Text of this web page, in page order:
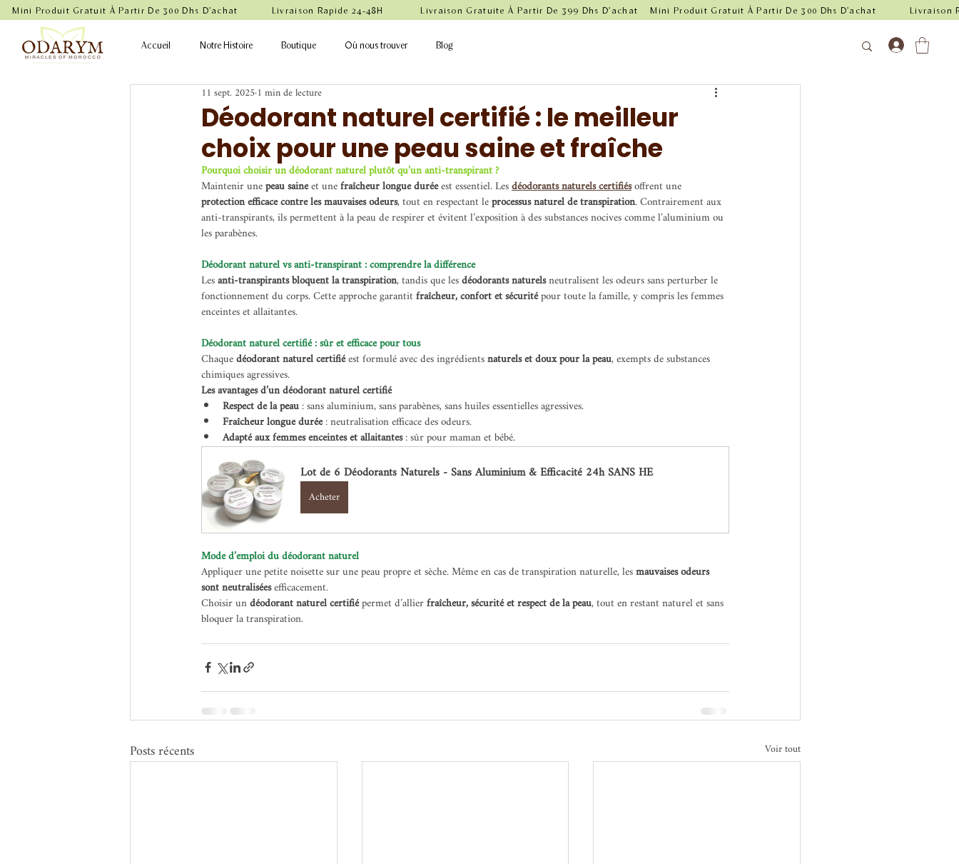
    Mini Produit Gratuit À Partir De 300 Dhs D'achat           Livraison Rapide 24-48H            Livraison Gratuite À Partir De 399 Dhs D'achat
Accueil Notre Histoire Boutique Où nous trouver Blog
Déodorant naturel certifié : le meilleur
choix pour une peau saine et fraîche
11 sept. 20251 min de lecture
Pourquoi choisir un déodorant naturel plutôt qu’un anti-transpirant ?
Maintenir une peau saine et une fraîcheur longue durée est essentiel. Les déodorants naturels certifiés offrent une
protection efficace contre les mauvaises odeurs, tout en respectant le processus naturel de transpiration. Contrairement aux
anti-transpirants, ils permettent à la peau de respirer et évitent l’exposition à des substances nocives comme l’aluminium ou
les parabènes.
Déodorant naturel vs anti-transpirant : comprendre la différence
Les anti-transpirants bloquent la transpiration, tandis que les déodorants naturels neutralisent les odeurs sans perturber le
fonctionnement du corps. Cette approche garantit fraîcheur, confort et sécurité pour toute la famille, y compris les femmes
enceintes et allaitantes.
Déodorant naturel certifié : sûr et efficace pour tous
Chaque déodorant naturel certifié est formulé avec des ingrédients naturels et doux pour la peau, exempts de substances
chimiques agressives.
Les avantages d’un déodorant naturel certifié
Respect de la peau : sans aluminium, sans parabènes, sans huiles essentielles agressives.
Fraîcheur longue durée : neutralisation efficace des odeurs.
Adapté aux femmes enceintes et allaitantes : sûr pour maman et bébé.
Lot de 6 Déodorants Naturels - Sans Aluminium & Efficacité 24h SANS HE
Acheter
Mode d’emploi du déodorant naturel
Appliquer une petite noisette sur une peau propre et sèche. Même en cas de transpiration naturelle, les mauvaises odeurs
sont neutralisées efficacement.
Choisir un déodorant naturel certifié permet d’allier fraîcheur, sécurité et respect de la peau, tout en restant naturel et sans
bloquer la transpiration.
Posts récents Voir tout